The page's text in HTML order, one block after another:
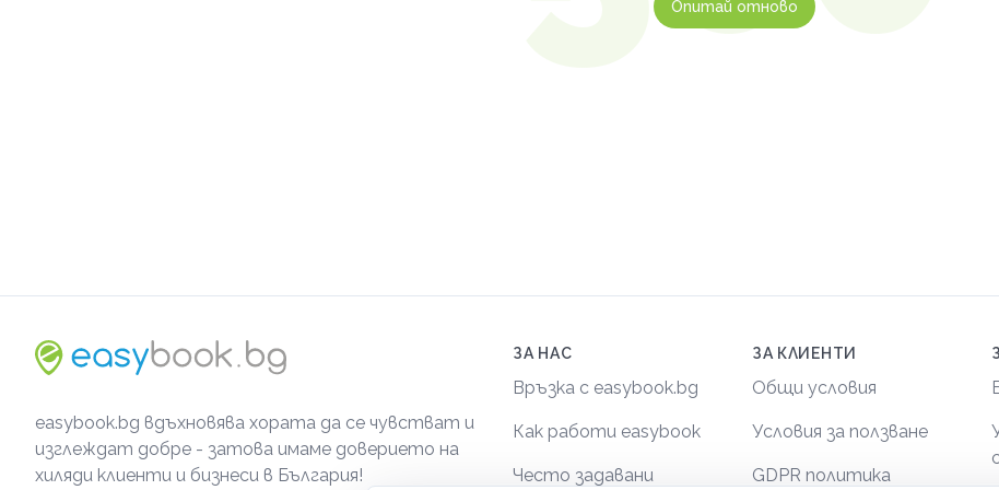
Опитай отново
easybook.bg вдъхновява хората да се чувстват и
изглеждат добре - затова имаме доверието на
хиляди клиенти и бизнеси в България!
ЗА НАС
Връзка с easybook.bg
Как работи easybook
Често задавани
ЗА КЛИЕНТИ
Общи условия
Условия за ползване
GDPR политика